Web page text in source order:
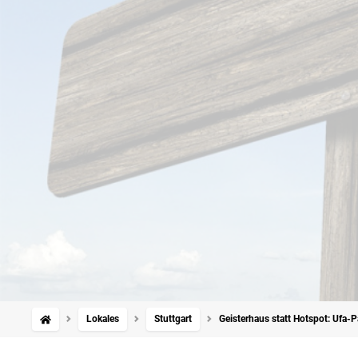
Lokales Stuttgart Geisterhaus statt Hotspot: Ufa-